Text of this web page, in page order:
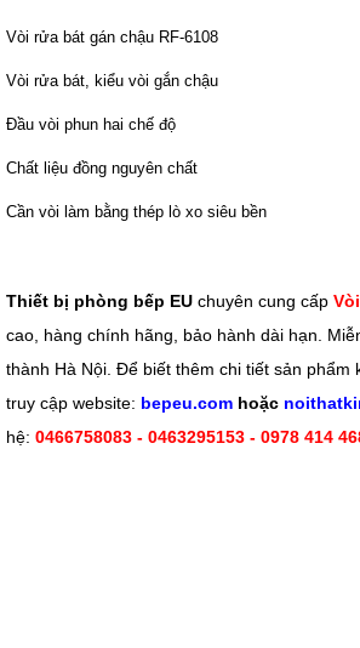
Vòi rửa bát gán chậu RF-6108
Vòi rửa bát, kiểu vòi gắn chậu
Đầu vòi phun hai chế độ
Chất liệu đồng nguyên chất
Cần vòi làm bằng thép lò xo siêu bền
Thiết bị phòng bếp EU chuyên cung cấp
cao, hàng chính hãng, bảo hành dài hạn.
thành Hà Nội. Để biết thêm chi tiết sản phẩm
truy cập website: bepeu.com hoặc
hệ: 0466758083 - 0463295153 - 0978 414